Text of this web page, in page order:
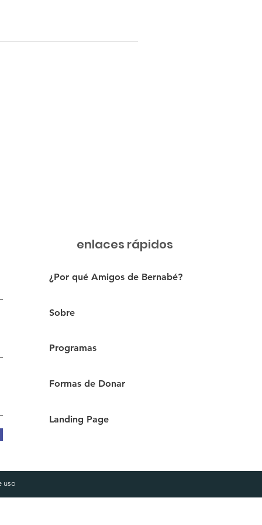
enlaces rápidos
¿Por qué Amigos de Bernabé?
Sobre
Programas
Formas de Donar
Landing Page
uso